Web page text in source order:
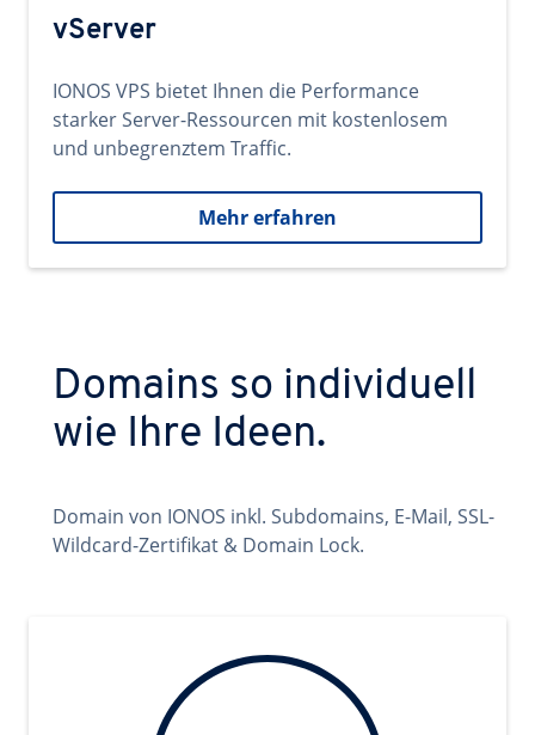
vServer
IONOS VPS bietet Ihnen die Performance
starker Server-Ressourcen mit kostenlosem
und unbegrenztem Traffic.
Mehr erfahren
Domains so individuell
wie Ihre Ideen.
Domain von IONOS inkl. Subdomains, E-Mail, SSL-
Wildcard-Zertifikat & Domain Lock.